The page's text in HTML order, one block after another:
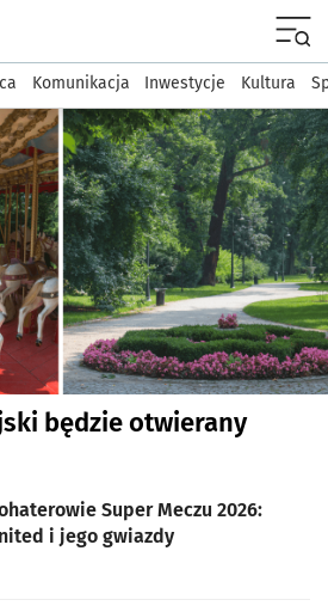
informacyjny
Komunikacja Inwestycje Kultura
będzie otwierany
Super Meczu 2026:
i jego gwiazdy